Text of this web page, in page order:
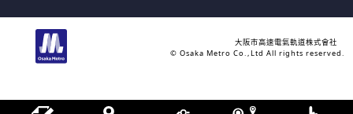
大阪市高速電氣軌道株式會社
© Osaka Metro Co.,Ltd All rights reserved.